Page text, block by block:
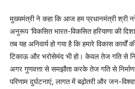
मुख्यमंत्री ने कहा कि आज हम प्रधानमंत्री श्री
अनुरूप ‘विकसित भारत-विकसित हरियाणा की
तब यह अनिवार्य हो गया है कि हमारे विकास
टिकाऊ और भरोसेमंद भी हो। केवल तेज गति से
अगर गुणवत्ता से समझौता करके तेज गति से निर्माण
परिणाम दुर्घटनाएं, लागत में बढ़ोतरी और जन-